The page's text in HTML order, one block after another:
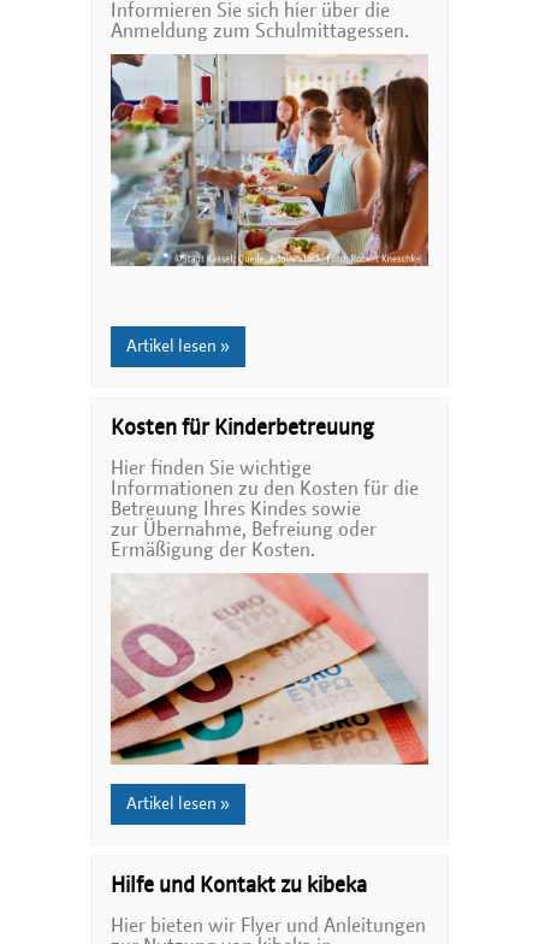
Informieren Sie sich hier über die
Anmeldung zum Schulmittagessen.
Artikel lesen »
Kosten für Kinderbetreuung
Hier finden Sie wichtige
Informationen zu den Kosten für die
Betreuung Ihres Kindes sowie
zur Übernahme, Befreiung oder
Ermäßigung der Kosten.
Artikel lesen »
Hilfe und Kontakt zu kibeka
Hier bieten wir Flyer und Anleitungen